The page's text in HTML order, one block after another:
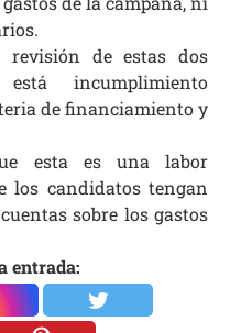
de estas dos
incumplimiento
de financiamiento y
esta es una labor
los candidatos tengan
sobre los gastos
entrada: